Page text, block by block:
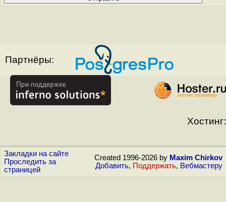
Партнёры:
Хостинг:
Закладки на сайте
Проследить за
страницей
Created 1996-2026 by Maxim Chirkov
Добавить, Поддержать, Вебмастеру